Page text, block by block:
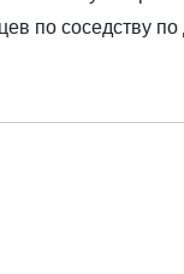
по соседству по